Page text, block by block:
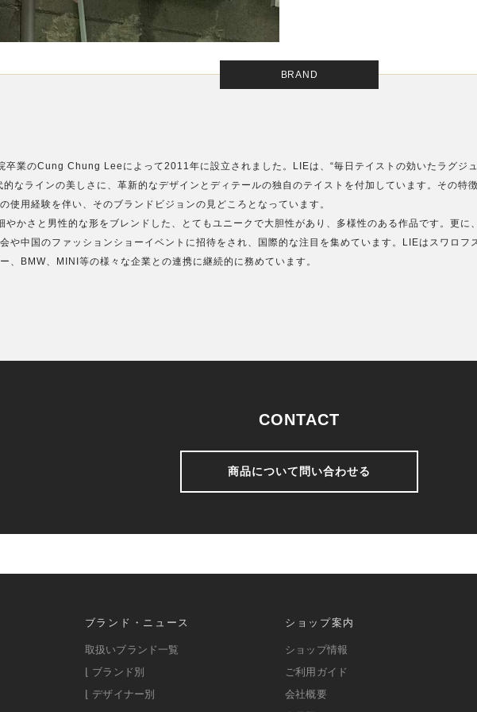
BRAND
卒業のCung Chung Leeによって2011年に設立されました。LIEは、“毎日テイストの効いたラグジュ
なラインの美しさに、革新的なデザインとディテールの独自のテイストを付加しています。その特徴
使用経験を伴い、そのブランドビジョンの見どころとなっています。
かさと男性的な形をブレンドした、とてもユニークで大胆性があり、多様性のある作品です。更に、
や中国のファッションショーイベントに招待をされ、国際的な注目を集めています。LIEはスワロフ
、BMW、MINI等の様々な企業との連携に継続的に務めています。
CONTACT
商品について問い合わせる
ブランド・ニュース
取扱いブランド一覧
⌊ ブランド別
⌊ デザイナー別
ショップ案内
ショップ情報
ご利用ガイド
会社概要